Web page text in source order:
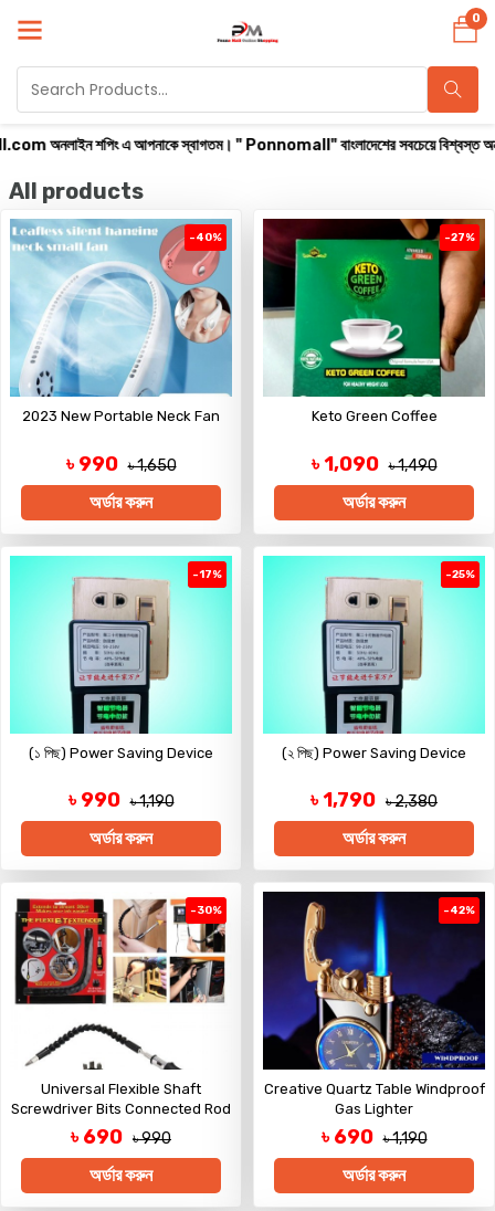
শপিং এ আপনাকে স্বাগতম। " Ponnomall" বাংলাদেশের সবচেয়ে বিশ্বস্ত অনলাইন শপ।
0
All products
-40%
2023 New Portable Neck Fan
৳ 990 ৳ 1,650
অর্ডার করুন
-27%
Keto Green Coffee
৳ 1,090 ৳ 1,490
অর্ডার করুন
-17%
(১ পিছ) Power Saving Device
৳ 990 ৳ 1,190
অর্ডার করুন
-25%
(২ পিছ) Power Saving Device
৳ 1,790 ৳ 2,380
অর্ডার করুন
-30%
Universal Flexible Shaft
Screwdriver Bits Connected Rod
Magnetizer - Snake Bits
৳ 690 ৳ 990
অর্ডার করুন
-42%
Creative Quartz Table Windproof
Gas Lighter
৳ 690 ৳ 1,190
অর্ডার করুন